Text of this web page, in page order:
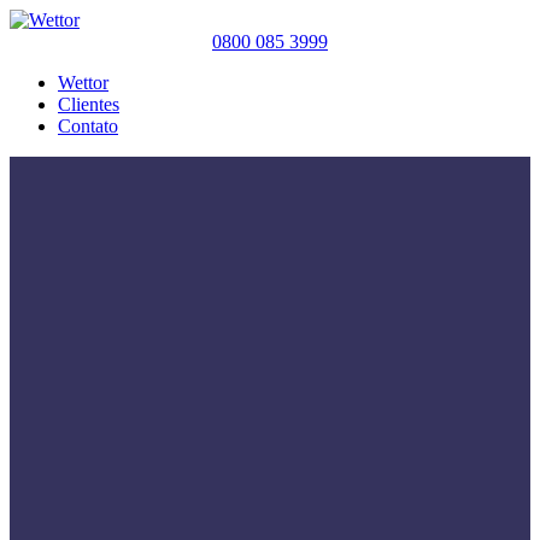
0800 085 3999
Wettor
Clientes
Contato